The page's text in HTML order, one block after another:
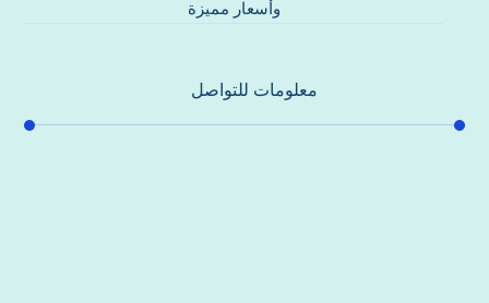
وأسعار مميزة
معلومات للتواصل